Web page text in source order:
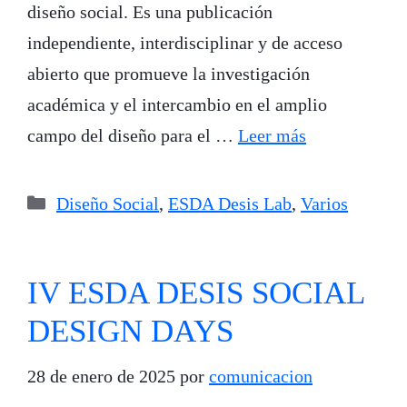
diseño social. Es una publicación
independiente, interdisciplinar y de acceso
abierto que promueve la investigación
académica y el intercambio en el amplio
campo del diseño para el … Leer más
Categorías
Diseño Social, ESDA Desis Lab, Varios
IV ESDA DESIS SOCIAL
DESIGN DAYS
28 de enero de 2025 por comunicacion